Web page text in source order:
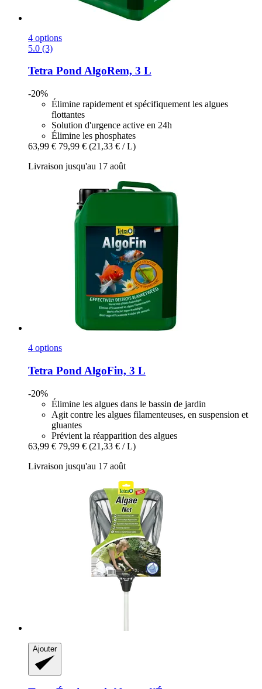
4 options
5.0 (3)
Tetra Pond AlgoRem, 3 L
-20%
Élimine rapidement et spécifiquement les algues
flottantes
Solution d'urgence active en 24h
Élimine les phosphates
63,99 € 79,99 € (21,33 € / L)
Livraison jusqu'au 17 août
4 options
Tetra Pond AlgoFin, 3 L
-20%
Élimine les algues dans le bassin de jardin
Agit contre les algues filamenteuses, en suspension et
gluantes
Prévient la réapparition des algues
63,99 € 79,99 € (21,33 € / L)
Livraison jusqu'au 17 août
Ajouter